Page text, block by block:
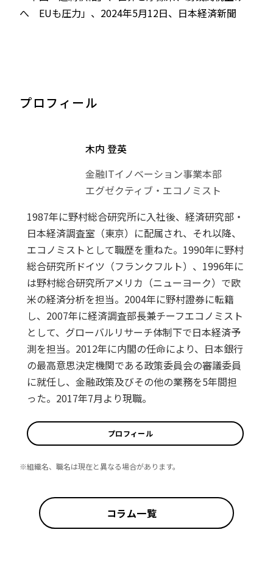
へ EUも圧力」、2024年5月12日、日本経済新聞
プロフィール
木内 登英
金融ITイノベーション事業本部
エグゼクティブ・エコノミスト
1987年に野村総合研究所に入社後、経済研究部・
日本経済調査室（東京）に配属され、それ以降、
エコノミストとして職歴を重ねた。1990年に野村
総合研究所ドイツ（フランクフルト）、1996年に
は野村総合研究所アメリカ（ニューヨーク）で欧
米の経済分析を担当。2004年に野村證券に転籍
し、2007年に経済調査部長兼チーフエコノミスト
として、グローバルリサーチ体制下で日本経済予
測を担当。2012年に内閣の任命により、日本銀行
の最高意思決定機関である政策委員会の審議委員
に就任し、金融政策及びその他の業務を5年間担
った。2017年7月より現職。
プロフィール
※組織名、職名は現在と異なる場合があります。
コラム一覧